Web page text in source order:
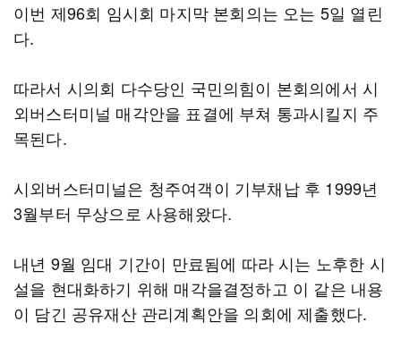
이번 제96회 임시회 마지막 본회의는 오는 5일 열린
다.
따라서 시의회 다수당인 국민의힘이 본회의에서 시
외버스터미널 매각안을 표결에 부쳐 통과시킬지 주
목된다.
시외버스터미널은 청주여객이 기부채납 후 1999년
3월부터 무상으로 사용해왔다.
내년 9월 임대 기간이 만료됨에 따라 시는 노후한 시
설을 현대화하기 위해 매각을결정하고 이 같은 내용
이 담긴 공유재산 관리계획안을 의회에 제출했다.